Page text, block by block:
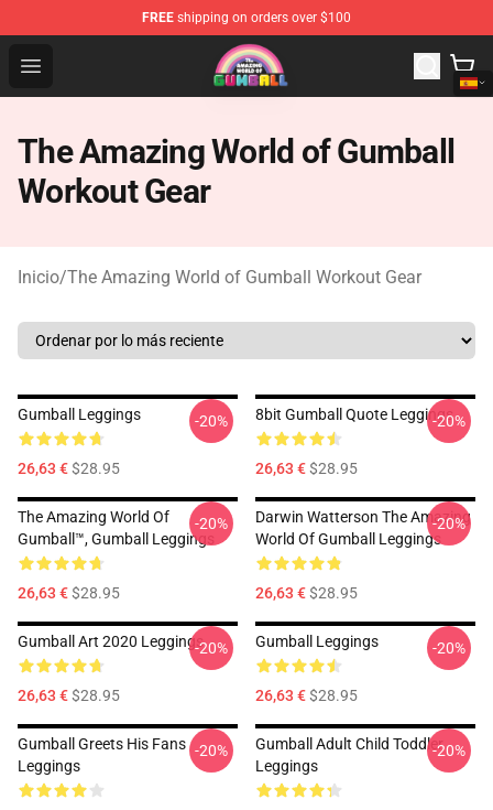
FREE shipping on orders over $100
Open menu
The Amazing World of Gumball Store - Official The
The Amazing World of Gumball
Workout Gear
Inicio/The Amazing World of Gumball Workout Gear
Gumball Leggings
26,63 €$28.95
-20% 8bit Gumball Quote Leggings
26,63 €$28.95
-20%
The Amazing World Of
Gumball™, Gumball Leggings
26,63 €$28.95
-20%
Darwin Watterson The Amazing
World Of Gumball Leggings
26,63 €$28.95
-20%
Gumball Art 2020 Leggings
26,63 €$28.95
-20% Gumball Leggings
26,63 €$28.95
-20%
Gumball Greets His Fans
Leggings
-20%
Gumball Adult Child Toddler
Leggings
-20%